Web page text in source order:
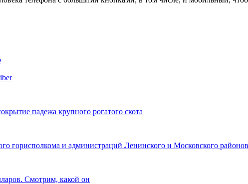
падежа крупного рогатого скота
горисполкома и администраций Ленинского и Московского районов
Смотрим, какой он